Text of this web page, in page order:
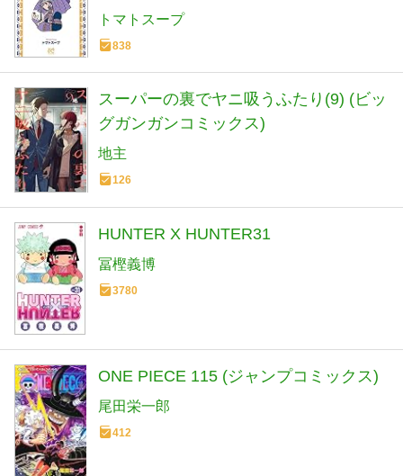
トマトスープ
838
スーパーの裏でヤニ吸うふたり(9) (ビッ
グガンガンコミックス)
地主
126
HUNTER X HUNTER31
冨樫義博
3780
ONE PIECE 115 (ジャンプコミックス)
尾田栄一郎
412